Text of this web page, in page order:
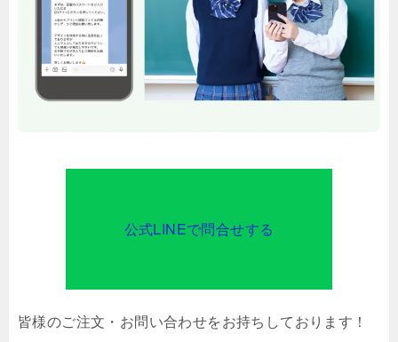
公式LINEで問合せする
皆様のご注文・お問い合わせをお持ちしております！